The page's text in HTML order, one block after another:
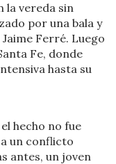
la vereda sin
por una bala y
Ferré. Luego
Fe, donde
hasta su
hecho no fue
un conflicto
antes, un joven